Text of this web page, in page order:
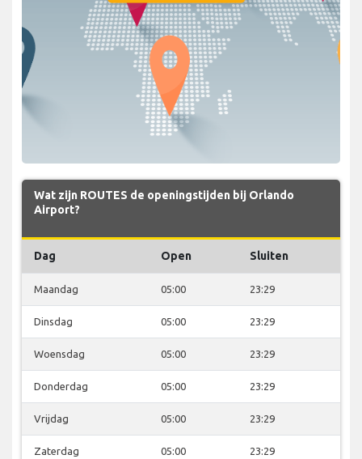
Wat zijn ROUTES de openingstijden bij Orlando
Airport?
Dag Open Sluiten
Maandag 05:00 23:29
Dinsdag 05:00 23:29
Woensdag 05:00 23:29
Donderdag 05:00 23:29
Vrijdag 05:00 23:29
Zaterdag 05:00 23:29